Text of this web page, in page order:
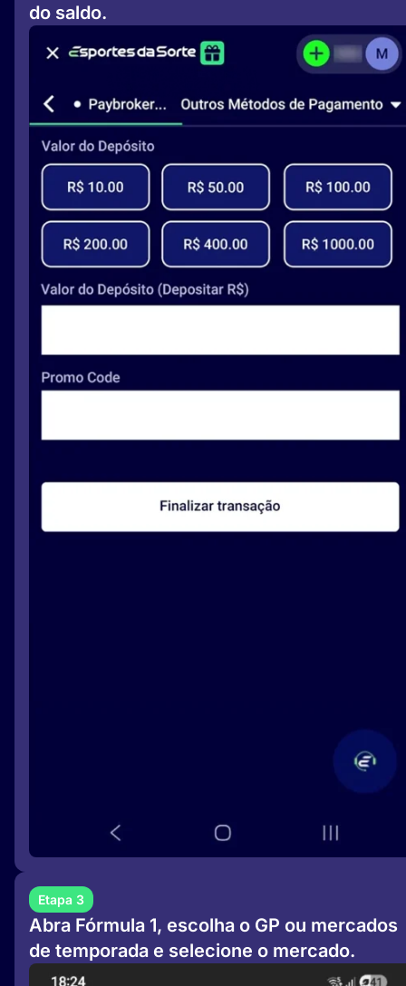
do saldo.
Etapa 3
Abra Fórmula 1, escolha o GP ou mercados
de temporada e selecione o mercado.